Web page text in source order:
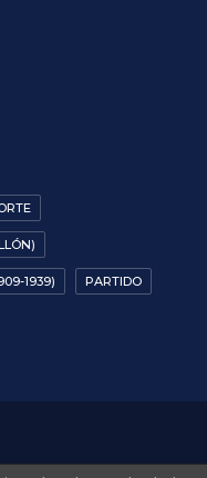
1939) PARTIDO